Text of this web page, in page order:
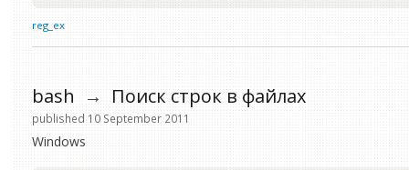
reg_ex
bash →Поиск строк в файлах
published 10 September 2011
Windows